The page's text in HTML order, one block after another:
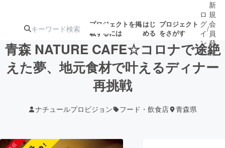
プロジェクトを掲
載するには
はじ
める
プロジェクト
をさがす
注目の新着プロ募集終了が近いプ
ロ
グ
イ
ン
/
新
規
会
員
登
録
青森 NATURE CAFE☆コロナで途絶
えた夢、地元食材で叶えるディナー
再挑戦
ナチュールプロビジョン フード・飲食店 青森県